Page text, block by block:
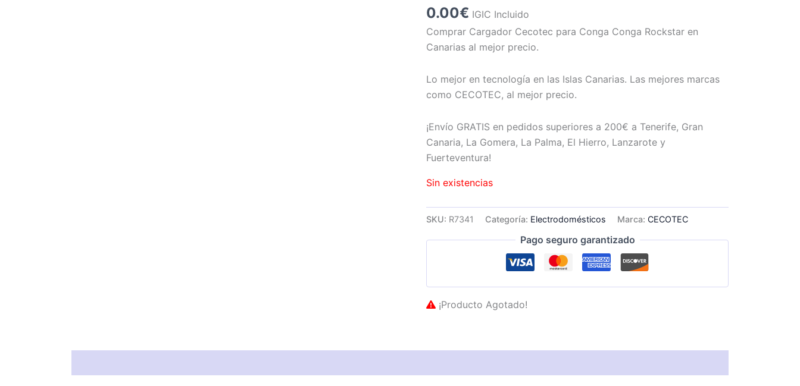
0.00€ IGIC Incluido
Comprar Cargador Cecotec para Conga Conga Rockstar en
Canarias al mejor precio.
Lo mejor en tecnología en las Islas Canarias. Las mejores marcas
como CECOTEC, al mejor precio.
¡Envío GRATIS en pedidos superiores a 200€ a Tenerife, Gran
Canaria, La Gomera, La Palma, El Hierro, Lanzarote y
Fuerteventura!
Sin existencias
SKU: R7341 Categoría: Electrodomésticos Marca:CECOTEC
Pago seguro garantizado
¡Producto Agotado!